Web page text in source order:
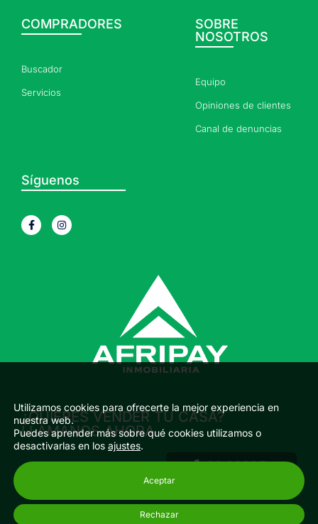
COMPRADORES
Buscador
Servicios
SOBRE
NOSOTROS
Equipo
Opiniones de clientes
Canal de denuncias
Síguenos
F
a
c
I
n
s
¿QUIERES VENDER TU CASA?
LLÁMANOS AHORA
LLAMAR
Utilizamos cookies para ofrecerte la mejor experiencia en
nuestra web.
Puedes aprender más sobre qué cookies utilizamos o
desactivarlas en los ajustes.
Aceptar
Rechazar